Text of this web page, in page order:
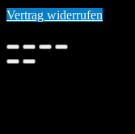
Vertrag widerrufen